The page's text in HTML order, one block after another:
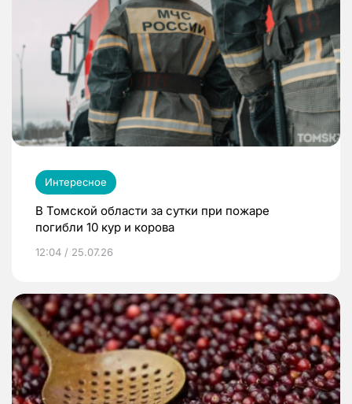
Интересное
В Томской области за сутки при пожаре
погибли 10 кур и корова
12:04 / 25.07.26